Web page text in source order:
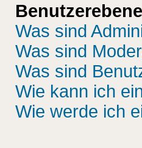
Was sind
Was sind
Was sind
Wie kann ich
Wie werde ich